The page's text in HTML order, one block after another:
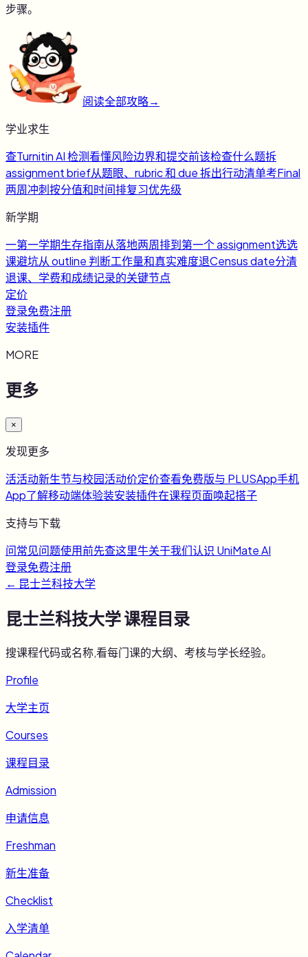
步骤。
阅读全部攻略→
学业求生
查Turnitin AI 检测看懂风险边界和提交前该检查什么题拆
assignment brief从题眼、rubric 和 due 拆出行动清单考Final
两周冲刺按分值和时间排复习优先级
新学期
一第一学期生存指南从落地两周排到第一个 assignment选选
课避坑从 outline 判断工作量和真实难度退Census date分清
退课、学费和成绩记录的关键节点
定价
登录免费注册
安装插件
MORE
更多
×
发现更多
活活动新生节与校园活动价定价查看免费版与 PLUSApp手机
App了解移动端体验装安装插件在课程页面唤起搭子
支持与下载
问常见问题使用前先查这里牛关于我们认识 UniMate AI
登录免费注册
← 昆士兰科技大学
昆士兰科技大学课程目录
搜课程代码或名称,看每门课的大纲、考核与学长经验。
Profile
大学主页
Courses
课程目录
Admission
申请信息
Freshman
新生准备
Checklist
入学清单